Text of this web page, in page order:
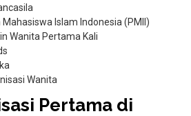
Islam Indonesia (PMII)
Wanita Pertama Kali
Wanita
Pertama di